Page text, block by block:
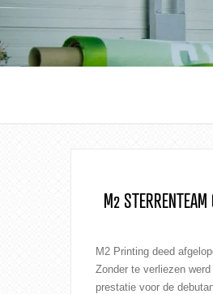
M2
M2 Printing deed
Zonder te verliezen
prestatie voor de